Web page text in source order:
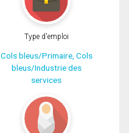
Type d'emploi
Cols bleus/Primaire, Cols
bleus/Industrie des
services